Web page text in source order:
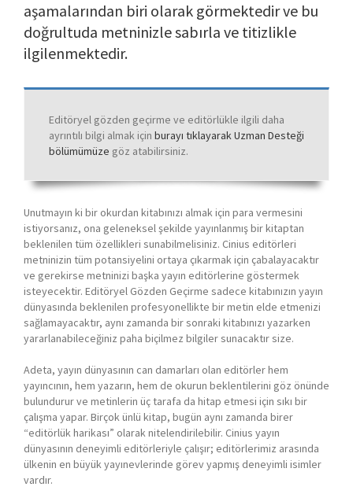
aşamalarından biri olarak görmektedir ve bu
doğrultuda metninizle sabırla ve titizlikle
ilgilenmektedir.
Editöryel gözden geçirme ve editörlükle ilgili daha
ayrıntılı bilgi almak için burayı tıklayarak Uzman Desteği
bölümümüze göz atabilirsiniz.
Unutmayın ki bir okurdan kitabınızı almak için para vermesini
istiyorsanız, ona geleneksel şekilde yayınlanmış bir kitaptan
beklenilen tüm özellikleri sunabilmelisiniz. Cinius editörleri
metninizin tüm potansiyelini ortaya çıkarmak için çabalayacaktır
ve gerekirse metninizi başka yayın editörlerine göstermek
isteyecektir. Editöryel Gözden Geçirme sadece kitabınızın yayın
dünyasında beklenilen profesyonellikte bir metin elde etmenizi
sağlamayacaktır, aynı zamanda bir sonraki kitabınızı yazarken
yararlanabileceğiniz paha biçilmez bilgiler sunacaktır size.
Adeta, yayın dünyasının can damarları olan editörler hem
yayıncının, hem yazarın, hem de okurun beklentilerini göz önünde
bulundurur ve metinlerin üç tarafa da hitap etmesi için sıkı bir
çalışma yapar. Birçok ünlü kitap, bugün aynı zamanda birer
“editörlük harikası” olarak nitelendirilebilir. Cinius yayın
dünyasının deneyimli editörleriyle çalışır; editörlerimiz arasında
ülkenin en büyük yayınevlerinde görev yapmış deneyimli isimler
vardır.